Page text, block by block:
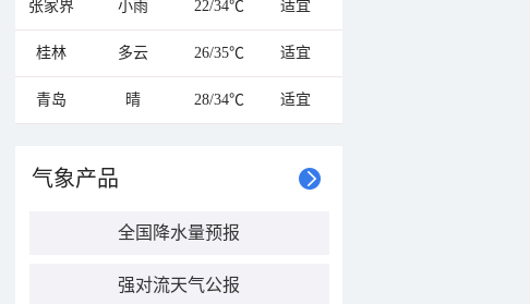
张家界 小雨 22/34℃ 适宜
桂林 多云 26/35℃ 适宜
青岛 晴 28/34℃ 适宜
气象产品
全国降水量预报
强对流天气公报